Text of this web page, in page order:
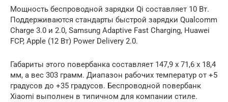
Мощность беспроводной зарядки Qi составляет 10 Вт.
Поддерживаются стандарты быстрой зарядки Qualcomm
Charge 3.0 и 2.0, Samsung Adaptive Fast Charging, Huawei
FCP, Apple (12 Вт) Power Delivery 2.0.
Габариты этого повербанка составляет 147,9 x 71,6 x 18,4
мм, а вес 303 грамм. Диапазон рабочих температур от +5
градусов до +35 градусов. Беспроводной повербанк
Xiaomi выполнен в типичном для компании стиле.